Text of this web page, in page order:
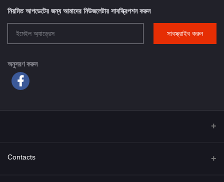
নিয়মিত আপডেটের জন্য আমাদের নিউজলেটার সাবস্ক্রিপশন করুন
সাবস্ক্রাইব করুন
অনুসরণ করুন
Contacts